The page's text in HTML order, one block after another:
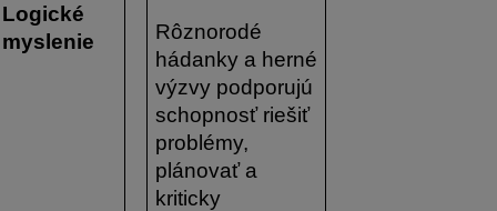
Logické
myslenie
Rôznorodé
hádanky a herné
výzvy podporujú
schopnosť riešiť
problémy,
plánovať a
kriticky